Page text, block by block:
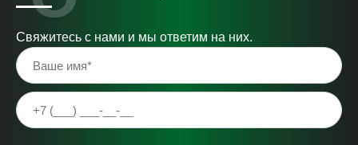
Свяжитесь с нами и мы ответим на них.